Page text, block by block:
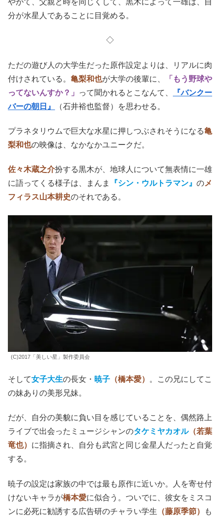
自転車便で メッセンジャーをしているフリーターの長男・
一雄 （亀梨和也） は、偶然に 鷹森議員（春田純一）とその
秘書の黒木 （佐々木蔵之介） と出会い、事務所で働くこと
になる。
やがて、父親と時を同じくして、黒木によって一雄は、自
分が水星人であることに目覚める。
◇
ただの遊び人の大学生だった原作設定よりは、リアルに肉
ってないんすか？」って聞かれるとこなんて、 『バンクー
バーの朝日』（石井裕也監督）を思わせる。
プラネタリウムで巨大な水星に押しつぶされそうになる
梨和也
の映像は、なかなかユニークだ。
佐々木蔵之介扮する黒木が、地球人について無表情に一雄
に語ってくる様子は、まんま『シン・ウルトラマン』 の
フィラス山本耕史のそれである。
そして女子大生の長女・暁子（橋本愛）。この兄にしてこ